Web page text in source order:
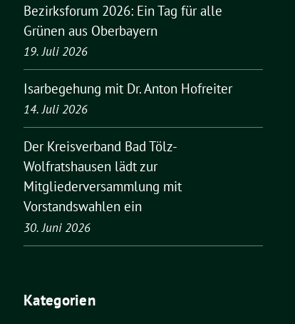
Bezirksforum 2026: Ein Tag für alle
Grünen aus Oberbayern
19. Juli 2026
Isarbegehung mit Dr. Anton Hofreiter
14. Juli 2026
Der Kreisverband Bad Tölz-
Wolfratshausen lädt zur
Mitgliederversammlung mit
Vorstandswahlen ein
30. Juni 2026
Kategorien